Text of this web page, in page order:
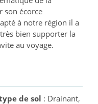
son écorce
à notre région il a
bien supporter la
au voyage.
de sol : Drainant,